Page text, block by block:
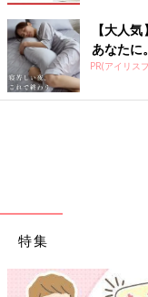
します。排便が3日に
ズムと考えていいで
日ごろから赤ちゃんの
の回数やかたさを記
張ってつらそうでない
赤ちゃんはもともとぽ
す。軽くたたくとポ
【大人
あなたに。
PR(アイリス
特集